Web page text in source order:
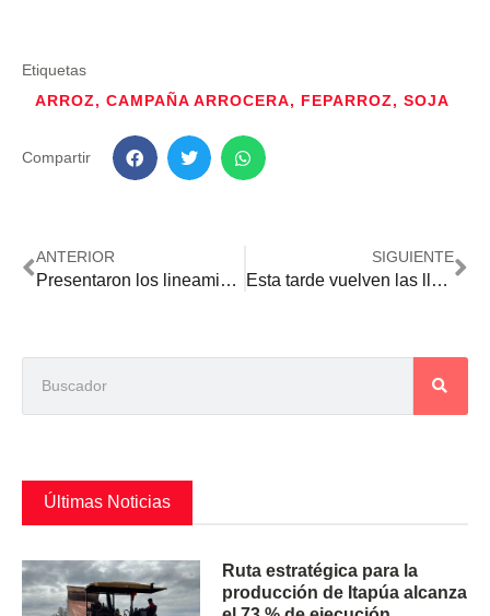
Etiquetas
ARROZ, CAMPAÑA ARROCERA, FEPARROZ, SOJA
Compartir
ANTERIOR
Presentaron los lineamientos para el plan de navegabilidad del río Paraguay
SIGUIENTE
Esta tarde vuelven las lluvias y se anuncia hasta 70 milímetros más
Últimas Noticias
Ruta estratégica para la
producción de Itapúa alcanza